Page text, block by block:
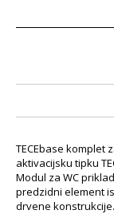
TECEbase komplet
aktivacijsku tipku
Modul za WC
predzidni element
drvene konstrukcije.